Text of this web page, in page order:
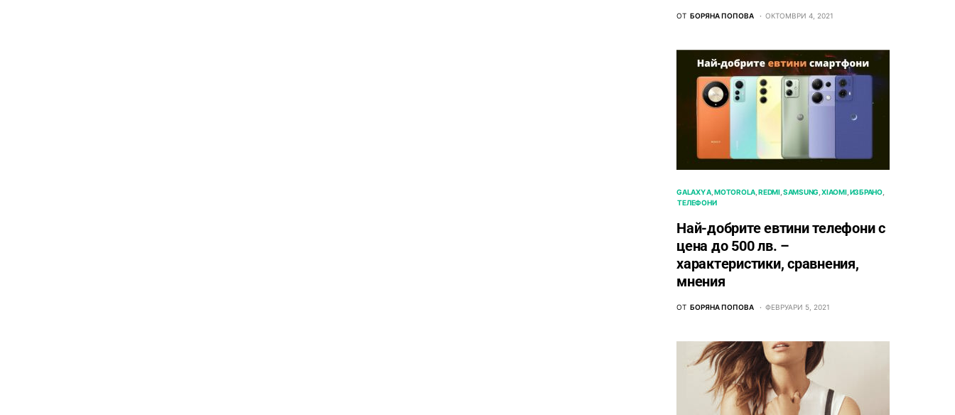
ОТ БОРЯНА ПОПОВА ОКТОМВРИ 4, 2021
GALAXY A MOTOROLA REDMI SAMSUNG XIAOMI ИЗБРАНО
ТЕЛЕФОНИ
Най-добрите евтини телефони с
ценa до 500 лв. –
характeристики, сравнения,
мнения
ОТ БОРЯНА ПОПОВА ФЕВРУАРИ 5, 2021